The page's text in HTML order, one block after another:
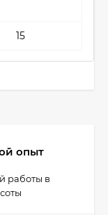
15
опыт
работы в